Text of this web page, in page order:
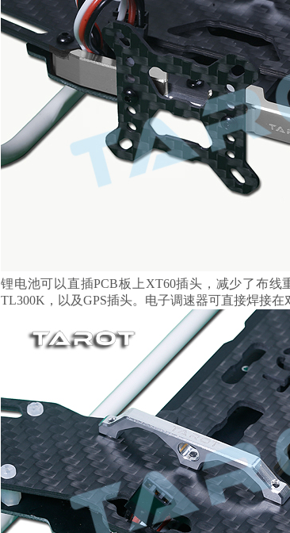
锂电池可以直插PCB板上XT60插头，减少了布
TL300K，以及GPS插头。电子调速器可直接焊接在